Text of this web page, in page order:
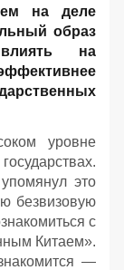
на деле
образ
на
уровне
это
безвизовую
с
Китаем».
—